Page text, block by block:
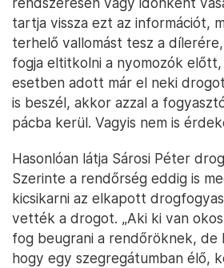
tartja vissza ezt az információt,
terhelő vallomást tesz a
fogja eltitkolni a nyomozók
esetben adott már el neki
is beszél, akkor azzal a
pácba kerül. Vagyis nem is
Hasonlóan látja Sárosi Péter
Szerinte a rendőrség eddig is
kicsikarni az elkapott
vették a drogot. „Aki ki van
fog beugrani a rendőröknek, de
hogy egy szegregátumban élő,